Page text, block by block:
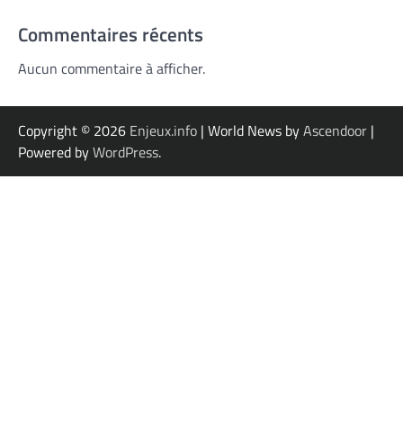
Commentaires récents
Aucun commentaire à afficher.
Copyright © 2026 Enjeux.info | World News byAscendoor |
Powered byWordPress.